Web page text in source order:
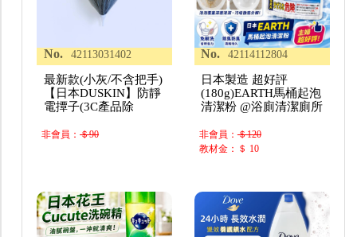
No. 42113031402
最新款(小灰/不含把手)
【日本DUSKIN】防靜
電撢子(3C產品除
非會員：＄90
No. 42114112804
日本製造 超好評
(180g)EARTH馬桶起泡
清潔粉 @浴廁清潔廁所
非會員：＄120
教材金：＄ 10